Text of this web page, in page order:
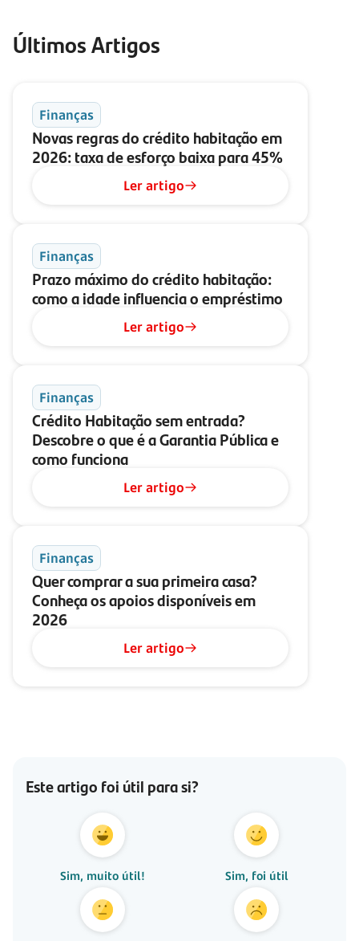
Últimos Artigos
Finanças
Novas regras do crédito habitação em
2026: taxa de esforço baixa para 45%
Ler artigo
Finanças
Prazo máximo do crédito habitação:
como a idade influencia o empréstimo
Ler artigo
Finanças
Crédito Habitação sem entrada?
Descobre o que é a Garantia Pública e
como funciona
Ler artigo
Finanças
Quer comprar a sua primeira casa?
Conheça os apoios disponíveis em
2026
Ler artigo
Este artigo foi útil para si?
Sim, muito útil! Sim, foi útil